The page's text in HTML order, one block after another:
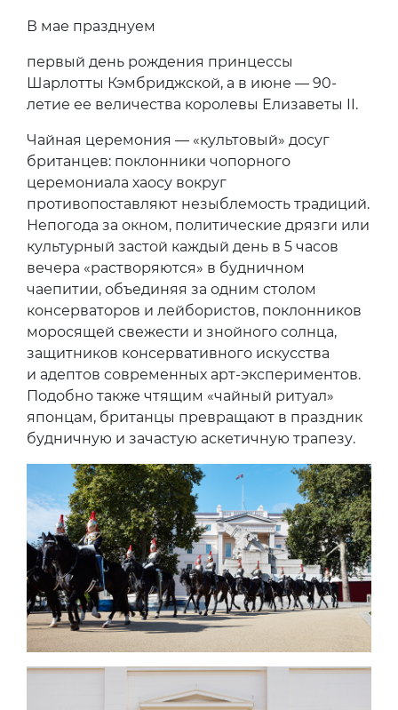
В мае празднуем
первый день рождения принцессы
Шарлотты Кэмбриджской, а в июне — 90-
летие ее величества королевы Елизаветы II.
Чайная церемония — «культовый» досуг
британцев: поклонники чопорного
церемониала хаосу вокруг
противопоставляют незыблемость традиций.
Непогода за окном, политические дрязги или
культурный застой каждый день в 5 часов
вечера «растворяются» в будничном
чаепитии, объединяя за одним столом
консерваторов и лейбористов, поклонников
моросящей свежести и знойного солнца,
защитников консервативного искусства
и адептов современных арт-экспериментов.
Подобно также чтящим «чайный ритуал»
японцам, британцы превращают в праздник
будничную и зачастую аскетичную трапезу.